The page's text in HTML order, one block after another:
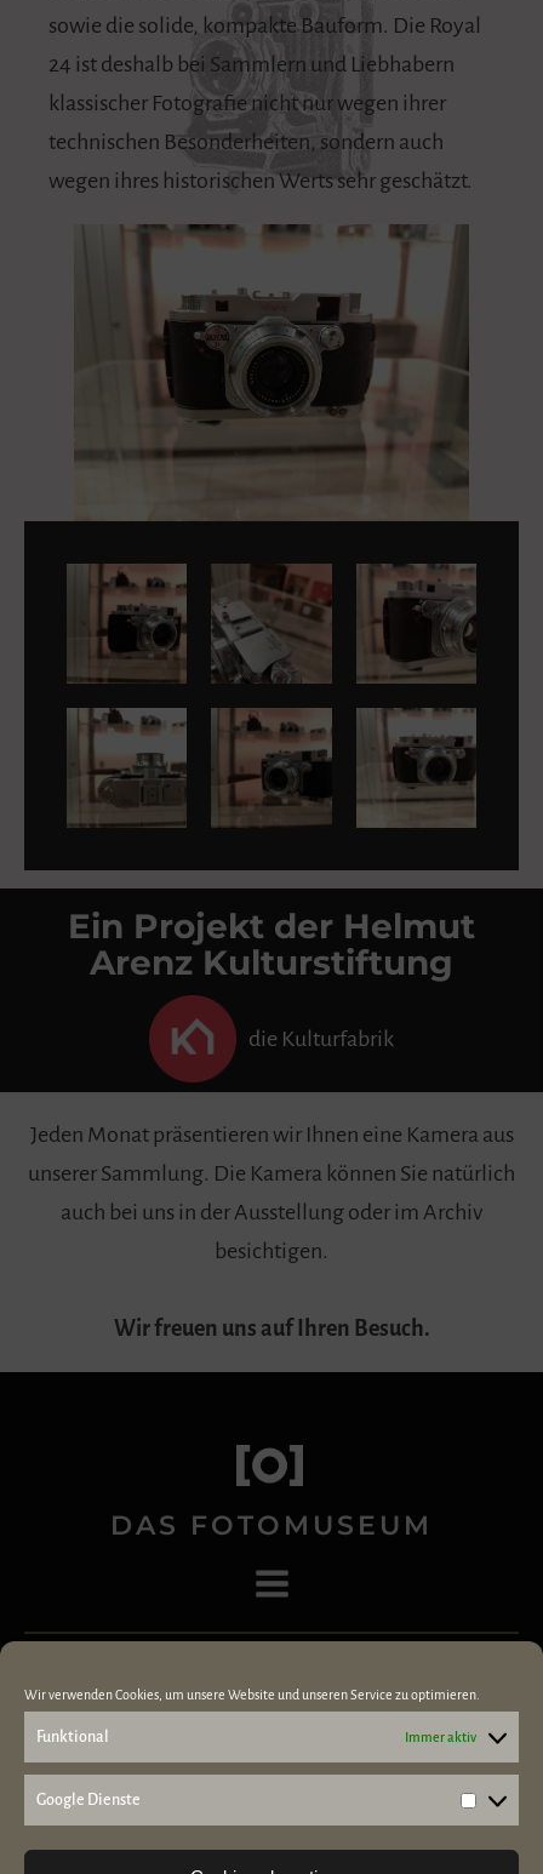
Wir verwenden Cookies, um unsere Website und unseren Service zu optimieren.
Funktional Immer aktiv
Google Dienste
Google
sowie die solide, kompakte Bauform. Die Royal
24 ist deshalb bei Sammlern und Liebhabern
klassischer Fotografie nicht nur wegen ihrer
technischen Besonderheiten, sondern auch
wegen ihres historischen Werts sehr geschätzt.
Ein Projekt der Helmut
Arenz Kulturstiftung
die Kulturfabrik
Jeden Monat präsentieren wir Ihnen eine Kamera aus
unserer Sammlung. Die Kamera können Sie natürlich
auch bei uns in der Ausstellung oder im Archiv
besichtigen.
Wir freuen uns auf Ihren Besuch.
DAS FOTOMUSEUM
buero@die-kulturfabrik.de